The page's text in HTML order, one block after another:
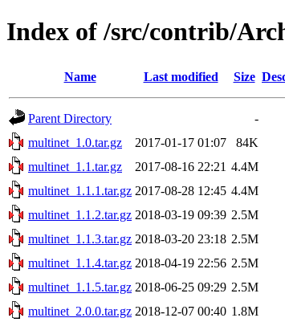
Index of /src/contrib/
Name Last modified Size
Parent Directory
-
multinet_1.0.tar.gz
2017-01-17 01:07
84K
multinet_1.1.tar.gz
2017-08-16 22:21 4.4M
multinet_1.1.1.tar.gz 2017-08-28 12:45 4.4M
multinet_1.1.2.tar.gz 2018-03-19 09:39 2.5M
multinet_1.1.3.tar.gz 2018-03-20 23:18 2.5M
multinet_1.1.4.tar.gz 2018-04-19 22:56 2.5M
multinet_1.1.5.tar.gz 2018-06-25 09:29 2.5M
multinet_2.0.0.tar.gz 2018-12-07 00:40 1.8M